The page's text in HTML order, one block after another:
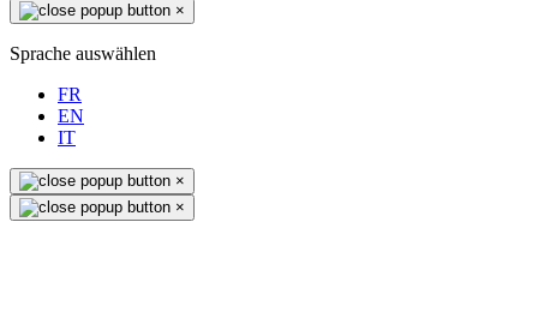
×
Sprache auswählen
FR
EN
IT
×
×